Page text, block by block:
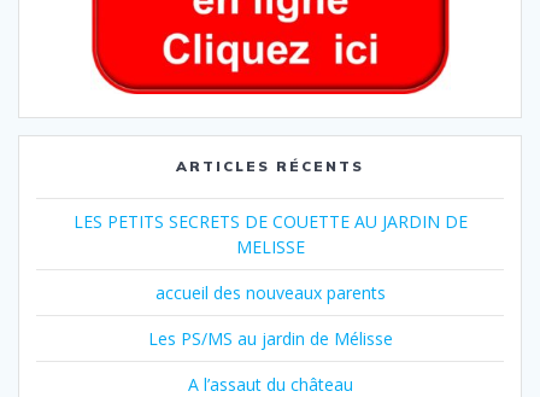
ARTICLES RÉCENTS
LES PETITS SECRETS DE COUETTE AU JARDIN DE
MELISSE
accueil des nouveaux parents
Les PS/MS au jardin de Mélisse
A l’assaut du château